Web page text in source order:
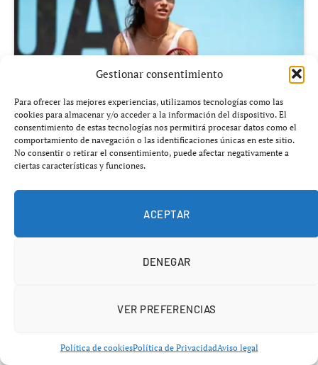
Gestionar consentimiento
Para ofrecer las mejores experiencias, utilizamos tecnologías como las
cookies para almacenar y/o acceder a la información del dispositivo. El
consentimiento de estas tecnologías nos permitirá procesar datos como el
comportamiento de navegación o las identificaciones únicas en este sitio.
No consentir o retirar el consentimiento, puede afectar negativamente a
ciertas características y funciones.
ACEPTAR
DENEGAR
VER PREFERENCIAS
Política de cookiesPolítica de PrivacidadAviso legal
exigente y globalizado, la estadounidense
prometedores del deporte mundial… y lo está haciendo a